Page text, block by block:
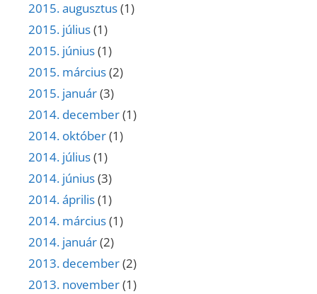
2015. augusztus(1)
2015. július(1)
2015. június(1)
2015. március(2)
2015. január(3)
2014. december(1)
2014. október(1)
2014. július(1)
2014. június(3)
2014. április(1)
2014. március(1)
2014. január(2)
2013. december(2)
2013. november(1)